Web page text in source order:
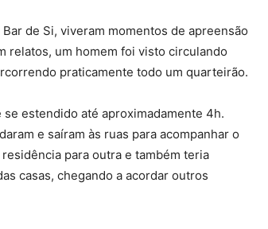
de Si, viveram momentos de apreensão
relatos, um homem foi visto circulando
praticamente todo um quarteirão.
estendido até aproximadamente 4h.
e saíram às ruas para acompanhar o
para outra e também teria
casas, chegando a acordar outros